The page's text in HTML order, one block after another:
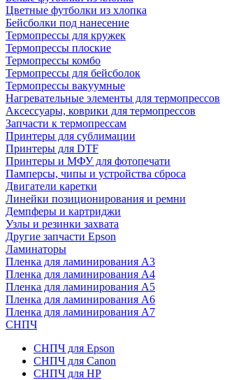
Цветные футболки из хлопка
Бейсболки под нанесение
Термопрессы для кружек
Термопрессы плоские
Термопрессы комбо
Термопрессы для бейсболок
Термопрессы вакуумные
Нагревательные элементы для термопрессов
Аксессуары, коврики для термопрессов
Запчасти к термопрессам
Принтеры для сублимации
Принтеры для DTF
Принтеры и МФУ для фотопечати
Памперсы, чипы и устройства сброса
Двигатели каретки
Линейки позиционирования и ремни
Демпферы и картриджи
Узлы и резинки захвата
Другие запчасти Epson
Ламинаторы
Пленка для ламинирования А3
Пленка для ламинирования А4
Пленка для ламинирования А5
Пленка для ламинирования А6
Пленка для ламинирования А7
СНПЧ
СНПЧ для Epson
СНПЧ для Canon
СНПЧ для HP